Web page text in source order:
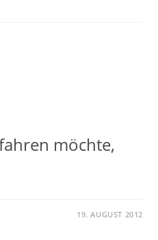
möchte,
19. AUGUST 2012